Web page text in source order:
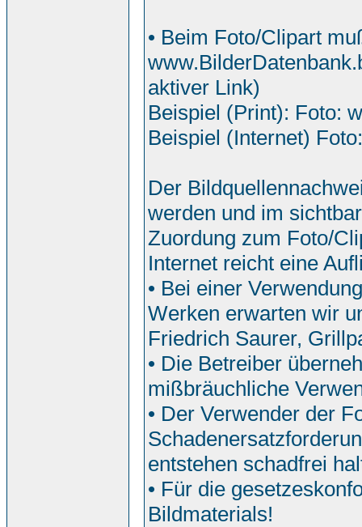
• Beim Foto/Clipart
aktiver Link)
Beispiel (Print): Foto:
Beispiel (Internet)
Der
werden und im
Zuordung zum Foto/
Internet reicht eine
• Bei einer
Werken erwarten wir
Friedrich Saurer,
• Die Betreiber
mißbräuchliche
• Der Verwender der
entstehen schadfrei
• Für die
Bildmaterials!